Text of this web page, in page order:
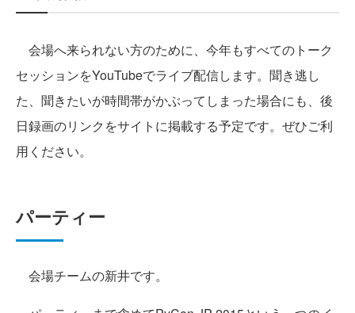
会場へ来られない方のために、今年もすべてのトーク
セッションをYouTubeでライブ配信します。聞き逃し
た、聞きたいが時間帯がかぶってしまった場合にも、後
日録画のリンクをサイトに掲載する予定です。ぜひご利
用ください。
パーティー
会場チームの新井です。